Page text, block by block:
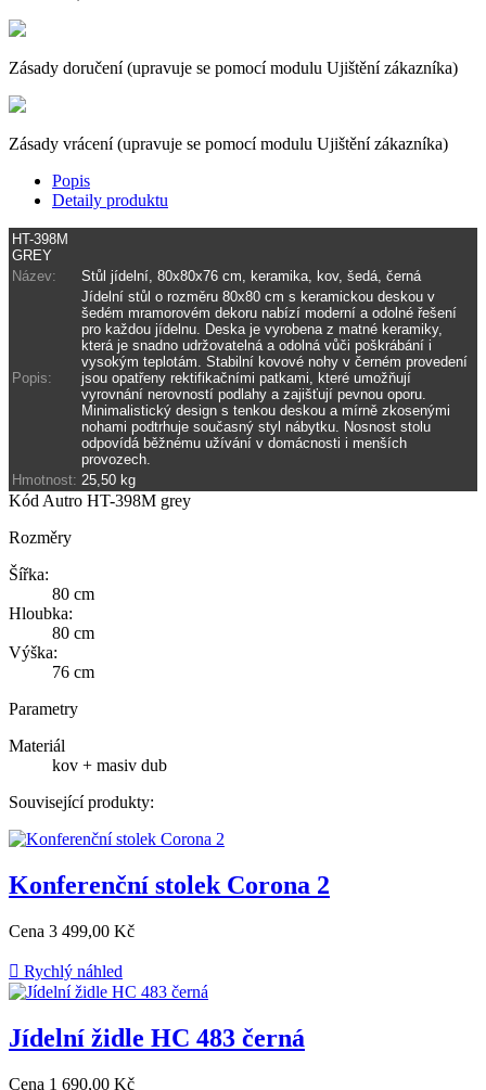
Zásady doručení (upravuje se pomocí modulu Ujištění zákazníka)
Zásady vrácení (upravuje se pomocí modulu Ujištění zákazníka)
Popis
Detaily produktu
HT-398M
GREY
Název:
Stůl jídelní, 80x80x76 cm, keramika, kov, šedá, černá
Popis:
Jídelní stůl o rozměru 80x80 cm s keramickou deskou v
šedém mramorovém dekoru nabízí moderní a odolné řešení
pro každou jídelnu. Deska je vyrobena z matné keramiky,
která je snadno udržovatelná a odolná vůči poškrábání i
vysokým teplotám. Stabilní kovové nohy v černém provedení
jsou opatřeny rektifikačními patkami, které umožňují
vyrovnání nerovností podlahy a zajišťují pevnou oporu.
Minimalistický design s tenkou deskou a mírně zkosenými
nohami podtrhuje současný styl nábytku. Nosnost stolu
odpovídá běžnému užívání v domácnosti i menších
provozech.
Hmotnost: 25,50 kg
KódAutro HT-398M grey
Rozměry
Šířka:
80 cm
Hloubka:
80 cm
Výška:
76 cm
Parametry
Materiál
kov + masiv dub
Související produkty:
Konferenční stolek Corona 2
Cena 3 499,00 Kč
 Rychlý náhled
Jídelní židle HC 483 černá
Cena 1 690,00 Kč